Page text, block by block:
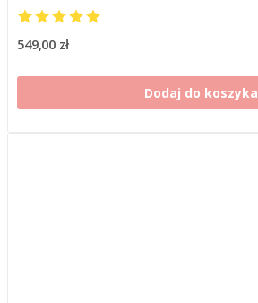
549,00 zł
Dodaj do koszyka